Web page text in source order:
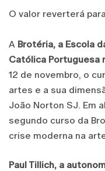
O valor reverterá
A Brotéria, a Escola
Católica Portuguesa
12 de novembro, o
artes e a sua
João Norton SJ. Em
segundo curso da
crise moderna na
Paul Tillich, a